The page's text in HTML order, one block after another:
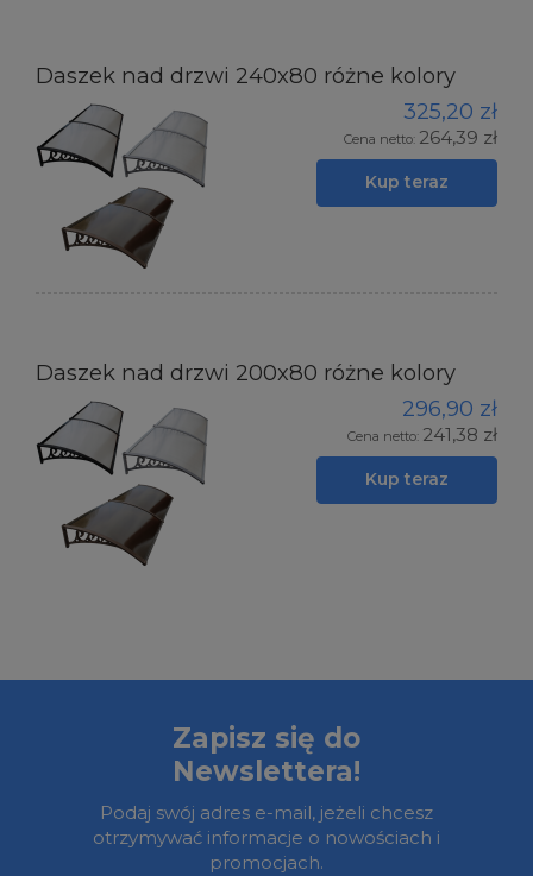
Daszek nad drzwi 240x80 różne kolory
325,20 zł
Cena netto: 264,39 zł
Kup teraz
Daszek nad drzwi 200x80 różne kolory
296,90 zł
Cena netto: 241,38 zł
Kup teraz
Zapisz się do
Newslettera!
Podaj swój adres e-mail, jeżeli chcesz
otrzymywać informacje o nowościach i
promocjach.